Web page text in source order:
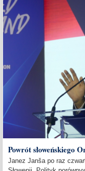
Powrót słoweńskiego
Janez Janša po raz